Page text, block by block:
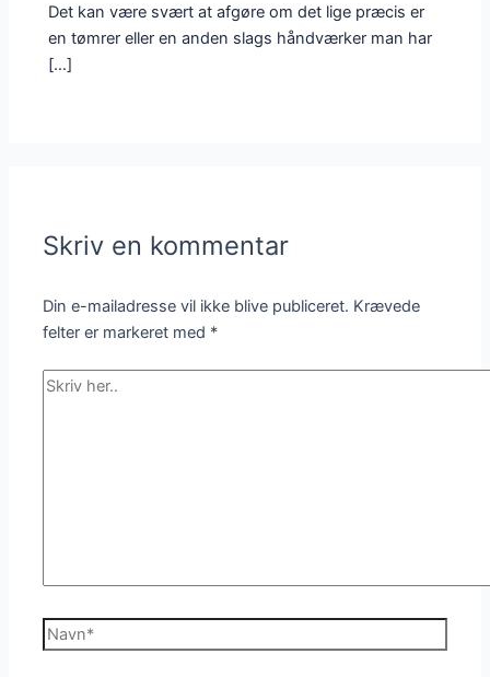
Det kan være svært at afgøre om det lige præcis er
en tømrer eller en anden slags håndværker man har
[…]
Skriv en kommentar
Din e-mailadresse vil ikke blive publiceret. Krævede
felter er markeret med *
Skriv
Navn*